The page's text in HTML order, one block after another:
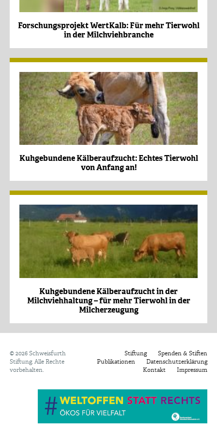
Forschungsprojekt WertKalb: Für mehr Tierwohl
in der Milchviehbranche
Kuhgebundene Kälberaufzucht: Echtes Tierwohl
von Anfang an!
Kuhgebundene Kälberaufzucht in der
Milchviehhaltung – für mehr Tierwohl in der
Milcherzeugung
© 2026 Schweisfurth
Stiftung. Alle Rechte
vorbehalten.
Stiftung
Spenden & Stiften
Publikationen
Datenschutzerklärung
Kontakt
Impressum